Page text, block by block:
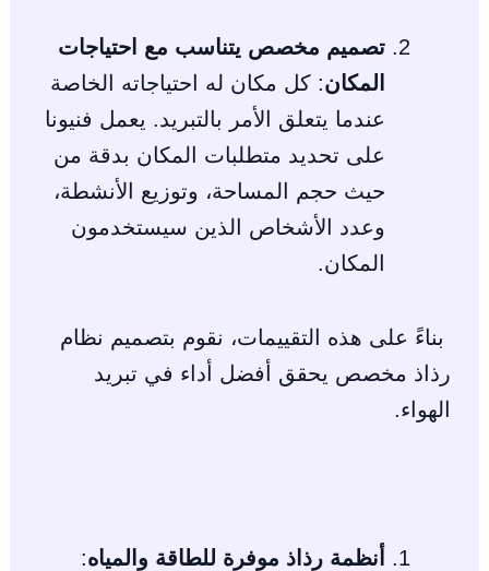
تصميم مخصص يتناسب مع احتياجات
المكان: كل مكان له احتياجاته الخاصة
عندما يتعلق الأمر بالتبريد. يعمل فنيونا
على تحديد متطلبات المكان بدقة من
حيث حجم المساحة، وتوزيع الأنشطة،
وعدد الأشخاص الذين سيستخدمون
المكان.
بناءً على هذه التقييمات، نقوم بتصميم نظام
رذاذ مخصص يحقق أفضل أداء في تبريد
الهواء.
أنظمة رذاذ موفرة للطاقة والمياه: